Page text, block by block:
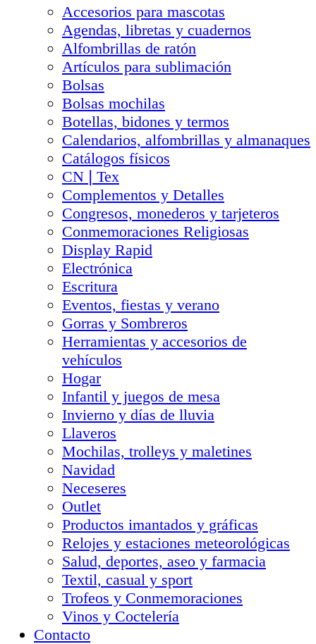
Accesorios para mascotas
Agendas, libretas y cuadernos
Alfombrillas de ratón
Artículos para sublimación
Bolsas
Bolsas mochilas
Botellas, bidones y termos
Calendarios, alfombrillas y almanaques
Catálogos físicos
CN❘Tex
Complementos y Detalles
Congresos, monederos y tarjeteros
Conmemoraciones Religiosas
Display Rapid
Electrónica
Escritura
Eventos, fiestas y verano
Gorras y Sombreros
Herramientas y accesorios de
vehículos
Hogar
Infantil y juegos de mesa
Invierno y días de lluvia
Llaveros
Mochilas, trolleys y maletines
Navidad
Neceseres
Outlet
Productos imantados y gráficas
Relojes y estaciones meteorológicas
Salud, deportes, aseo y farmacia
Textil, casual y sport
Trofeos y Conmemoraciones
Vinos y Coctelería
Contacto